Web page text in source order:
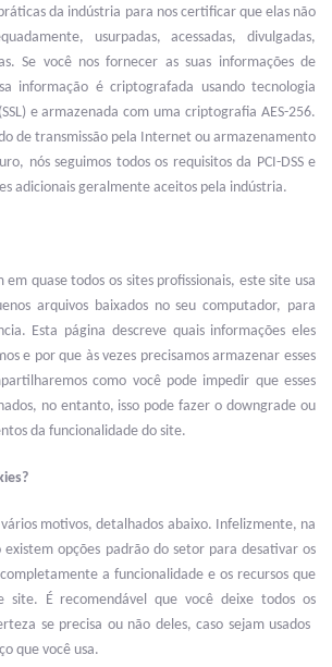
da indústria para nos certificar que elas não
usurpadas, acessadas, divulgadas,
Se você nos fornecer as suas informações de
informação é criptografada usando tecnologia
e armazenada com uma criptografia AES-256.
de transmissão pela Internet ou armazenamento
nós seguimos todos os requisitos da PCI-DSS e
adicionais geralmente aceitos pela indústria.
quase todos os sites profissionais, este site usa
arquivos baixados no seu computador, para
Esta página descreve quais informações eles
e por que às vezes precisamos armazenar esses
como você pode impedir que esses
no entanto, isso pode fazer o downgrade ou
da funcionalidade do site.
motivos, detalhados abaixo. Infelizmente, na
existem opções padrão do setor para desativar os
a funcionalidade e os recursos que
site. É recomendável que você deixe todos os
se precisa ou não deles, caso sejam usados
que você usa.